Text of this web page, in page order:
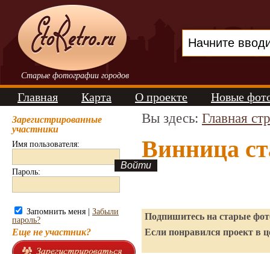
Старые фотографии городов
Главная Карта О проекте Новые
Зарегистрированные
участники
Имя пользователя:
Пароль:
Запомнить меня | Забыли
пароль?
Еще не участник?
Вы здесь: Главная
Винница
Подпишитесь на старые
Если понравился проект в